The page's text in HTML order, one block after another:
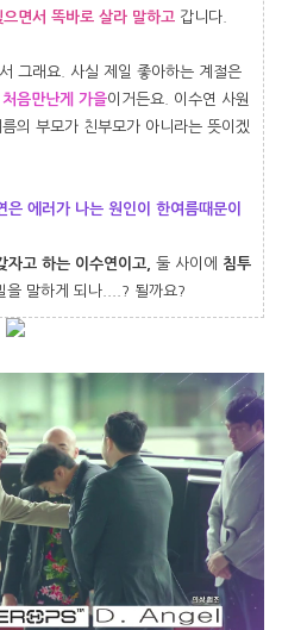
으면서 똑바로 살라 말하고 갑니다.
그래요. 사실 제일 좋아하는 계절은
처음만난게 가을이거든요. 이수연 사원
의 부모가 친부모가 아니라는 뜻이겠
은 에러가 나는 원인이 한여름때문이
자고 하는 이수연이고, 둘 사이에 침투
을 말하게 되나....? 될까요?